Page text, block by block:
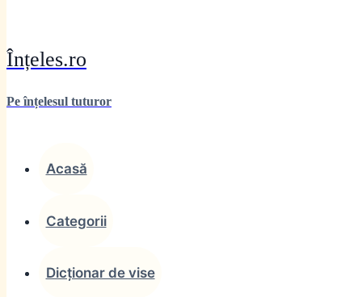
Înțeles.ro
Pe înțelesul tuturor
Acasă
Categorii
Dicționar de vise